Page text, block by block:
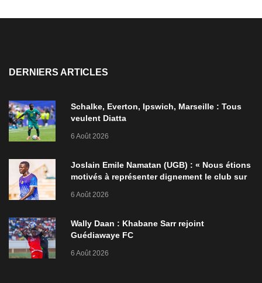
DERNIERS ARTICLES
Schalke, Everton, Ipswich, Marseille : Tous
veulent Diatta
6 Août 2026
Joslain Emile Namatan (UGB) : « Nous étions
motivés à représenter dignement le club sur
6 Août 2026
Wally Daan : Khabane Sarr rejoint
Guédiawaye FC
6 Août 2026